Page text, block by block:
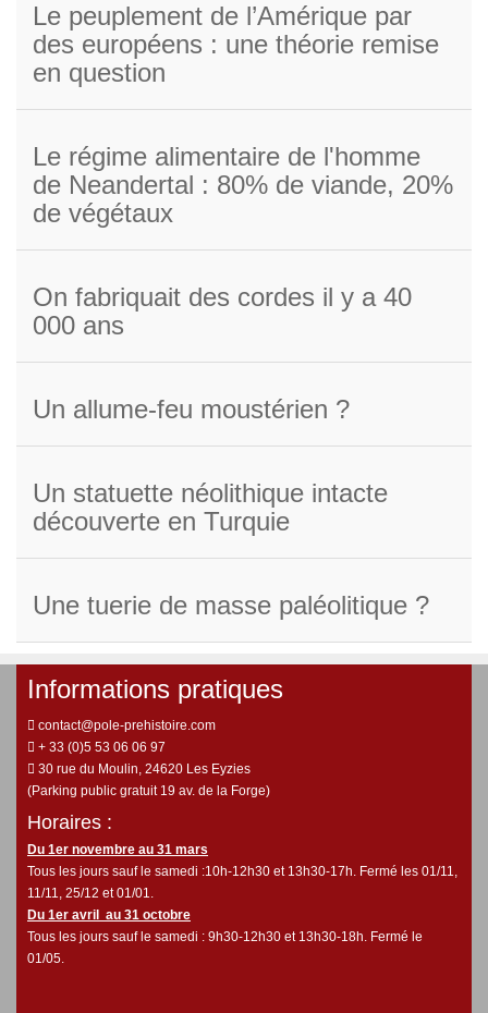
Le peuplement de l’Amérique par
des européens : une théorie remise
en question
Le régime alimentaire de l'homme
de Neandertal : 80% de viande, 20%
de végétaux
On fabriquait des cordes il y a 40
000 ans
Un allume-feu moustérien ?
Un statuette néolithique intacte
découverte en Turquie
Une tuerie de masse paléolitique ?
Informations pratiques
contact@pole-prehistoire.com
+ 33 (0)5 53 06 06 97
30 rue du Moulin, 24620 Les Eyzies
(Parking public gratuit 19 av. de la Forge)
Horaires :
Du 1er novembre au 31 mars
Tous les jours sauf le samedi :10h-12h30 et 13h30-17h. Fermé les 01/11,
11/11, 25/12 et 01/01.
Du 1er avril au 31 octobre
Tous les jours sauf le samedi : 9h30-12h30 et 13h30-18h. Fermé le
01/05.